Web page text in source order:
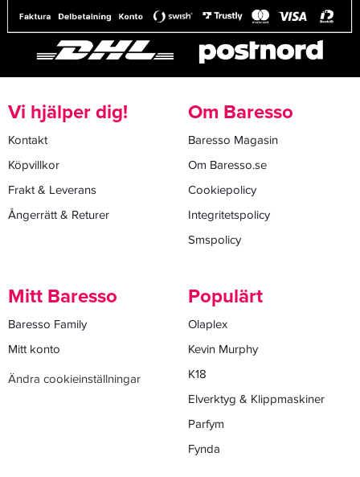
Vi hjälper dig!
Kontakt
Köpvillkor
Frakt & Leverans
Ångerrätt & Returer
Om Baresso
Baresso Magasin
Om Baresso.se
Cookiepolicy
Integritetspolicy
Smspolicy
Mitt Baresso
Baresso Family
Mitt konto
Ändra cookieinställningar
Populärt
Olaplex
Kevin Murphy
K18
Elverktyg & Klippmaskiner
Parfym
Fynda